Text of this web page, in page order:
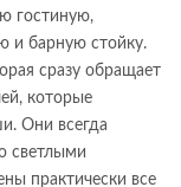
гостиную,
и барную стойку.
сразу обращает
которые
Они всегда
светлыми
практически все